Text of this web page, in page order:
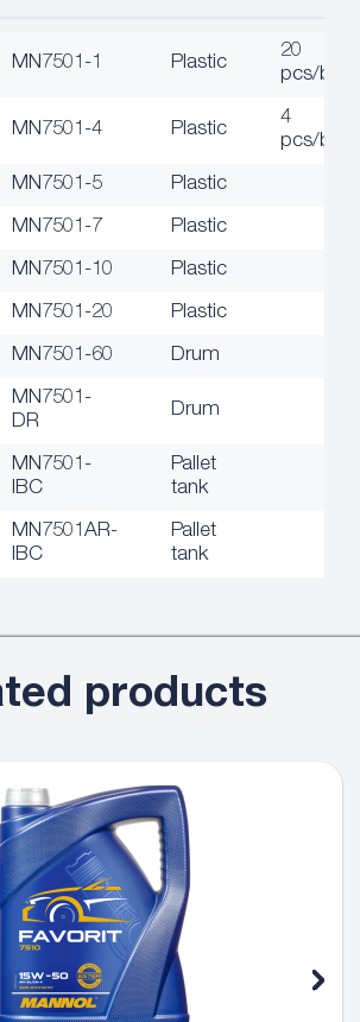
MN7501-1 Plastic
20
pcs/box
MN7501-4 Plastic
4
pcs/box
MN7501-5 Plastic
MN7501-7 Plastic
MN7501-10 Plastic
MN7501-20 Plastic
MN7501-60 Drum
MN7501-
DR
Drum
MN7501-
IBC
Pallet
tank
MN7501AR-
IBC
Pallet
tank
products